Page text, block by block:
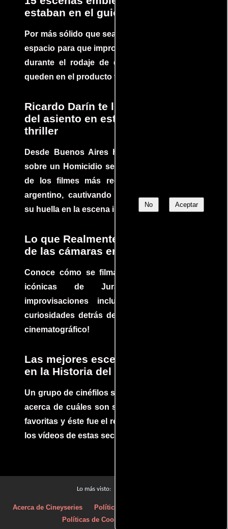
No Aceptar
estaban en el guion
Por más sólido que sea un guión siempre hay
espacio para que improvisaciones que se dan
durante el rodaje de determinadas escenas
queden en el producto final.
Ricardo Darín te llevará al borde
del asiento en este increíble
thriller
Desde Buenos Aires hasta el mundo, Tesis
sobre un Homicidio se ha convertido en uno
de los filmes más recomendados del cine
argentino, cautivando audiencias y dejando
su huella en la escena internacional.
Lo que Realmente Sucedió detrás
de las cámaras en Jurassic Park
Conoce cómo se filmaron algunas escenas
icónicas de Jurassic Park, con
improvisaciones incluidas. ¡Descubre las
curiosidades detrás del rodaje de un clásico
cinematográfico!
Las mejores escenas de acción
en la Historia del cine
Un grupo de cinéfilos se juntaron para debatir
acerca de cuáles son sus escenas de acción
favoritas y éste fue el resultado. No te pierdas
los vídeos de estas secuencias inolvidables.
Lo más visto:
Acerca de Cineyseries Políticas de privacidad
Políticas de Cookies